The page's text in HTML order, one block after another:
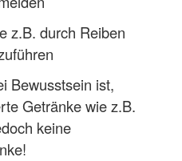
z.B. durch Reiben
Bewusstsein ist,
Getränke wie z.B.
keine